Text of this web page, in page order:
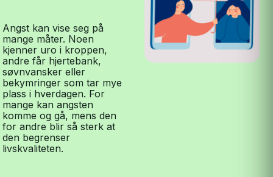
Angst kan vise seg på
mange måter. Noen
kjenner uro i kroppen,
andre får hjertebank,
søvnvansker eller
bekymringer som tar mye
plass i hverdagen. For
mange kan angsten
komme og gå, mens den
for andre blir så sterk at
den begrenser
livskvaliteten.